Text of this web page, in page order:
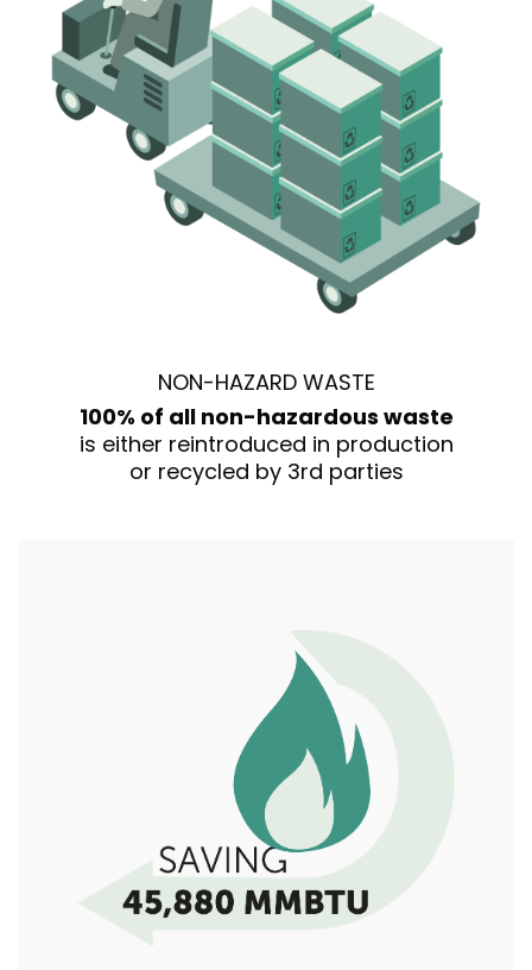
NON-HAZARD WASTE
100% of all non-hazardous waste
is either reintroduced in production
or recycled by 3rd parties